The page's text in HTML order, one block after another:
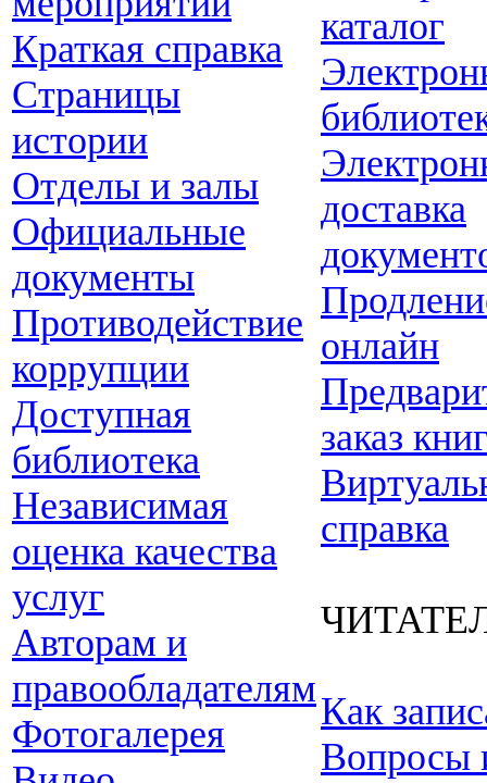
Краткая справка
Страницы
истории
Отделы и залы
Официальные
документы
Противодействие
коррупции
Доступная
библиотека
Независимая
оценка качества
услуг
Авторам и
правообладателям
Фотогалерея
каталог
доставка
онлайн
заказ
справка
Как
Вопросы